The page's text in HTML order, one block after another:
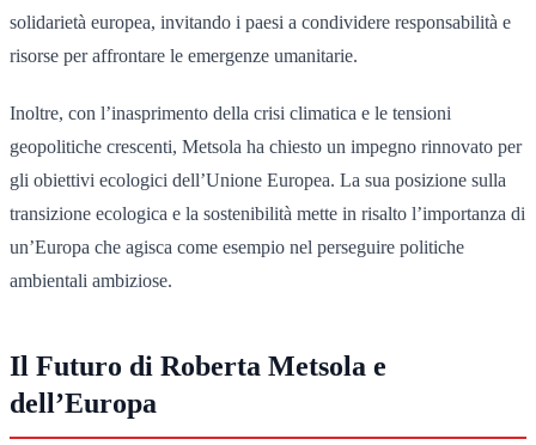
solidarietà europea, invitando i paesi a condividere responsabilità e
risorse per affrontare le emergenze umanitarie.
Inoltre, con l’inasprimento della crisi climatica e le tensioni
geopolitiche crescenti, Metsola ha chiesto un impegno rinnovato per
gli obiettivi ecologici dell’Unione Europea. La sua posizione sulla
transizione ecologica e la sostenibilità mette in risalto l’importanza di
un’Europa che agisca come esempio nel perseguire politiche
ambientali ambiziose.
Il Futuro di Roberta Metsola e
dell’Europa